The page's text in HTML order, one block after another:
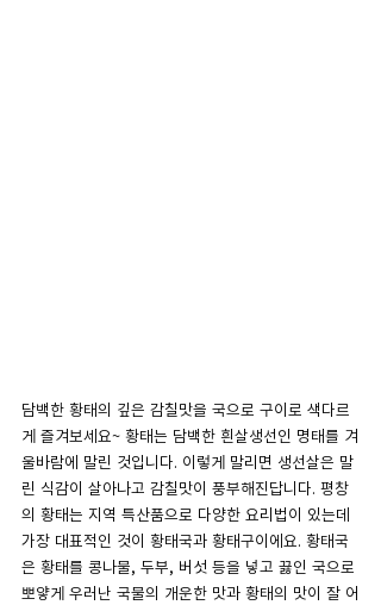
담백한 황태의 깊은 감칠맛을 국으로 구이로 색다르
게 즐겨보세요~ 황태는 담백한 흰살생선인 명태를 겨
울바람에 말린 것입니다. 이렇게 말리면 생선살은 말
린 식감이 살아나고 감칠맛이 풍부해진답니다. 평창
의 황태는 지역 특산품으로 다양한 요리법이 있는데
가장 대표적인 것이 황태국과 황태구이에요. 황태국
은 황태를 콩나물, 두부, 버섯 등을 넣고 끓인 국으로
뽀얗게 우러난 국물의 개운한 맛과 황태의 맛이 잘 어